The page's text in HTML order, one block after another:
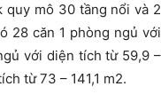
quy mô 30 tầng nổi và 2
28 căn 1 phòng ngủ với
với diện tích từ 59,9 –
từ 73 – 141,1 m2.